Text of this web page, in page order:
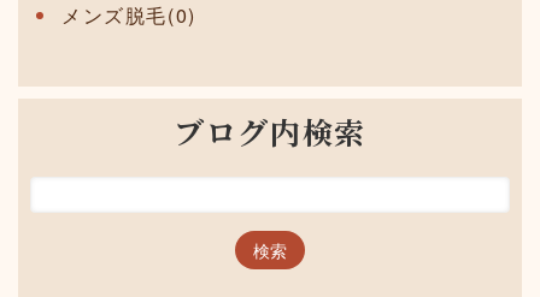
メンズ脱毛(0)
ブログ内検索